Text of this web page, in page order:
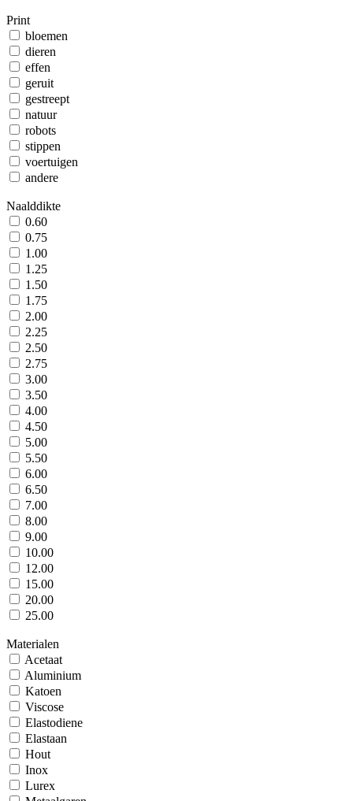
Print
bloemen
dieren
effen
geruit
gestreept
natuur
robots
stippen
voertuigen
andere
Naalddikte
0.60
0.75
1.00
1.25
1.50
1.75
2.00
2.25
2.50
2.75
3.00
3.50
4.00
4.50
5.00
5.50
6.00
6.50
7.00
8.00
9.00
10.00
12.00
15.00
20.00
25.00
Materialen
Acetaat
Aluminium
Katoen
Viscose
Elastodiene
Elastaan
Hout
Inox
Lurex